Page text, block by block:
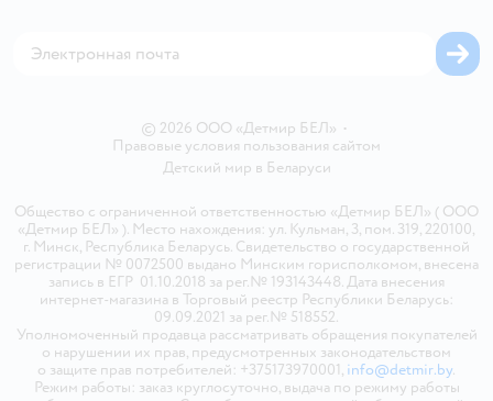
© 2026 ООО «Детмир БЕЛ» •
Правовые условия пользования сайтом
Детский мир в Беларуси
Общество с ограниченной ответственностью «Детмир БЕЛ» ( ООО
«Детмир БЕЛ» ). Место нахождения: ул. Кульман, 3, пом. 319, 220100,
г. Минск, Республика Беларусь. Свидетельство о государственной
регистрации № 0072500 выдано Минским горисполкомом, внесена
запись в ЕГР 01.10.2018 за рег.№ 193143448. Дата внесения
интернет-магазина в Торговый реестр Республики Беларусь:
09.09.2021 за рег.№ 518552.
Уполномоченный продавца рассматривать обращения покупателей
о нарушении их прав, предусмотренных законодательством
о защите прав потребителей: +375173970001, info@detmir.by.
Режим работы: заказ круглосуточно, выдача по режиму работы